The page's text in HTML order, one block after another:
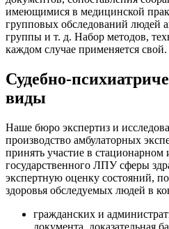
имеющимися в медицинской
групповых обследований людей
группы и т. д. Набор методов,
каждом случае применяется свой.
Судебно-
виды
Наше бюро экспертиз и
производство амбулаторных
принять участие в стационарном
государственного ЛПУ сферы
экспертную оценку состояний,
здоровья обследуемых людей в
гражданских и
документа, доказательная